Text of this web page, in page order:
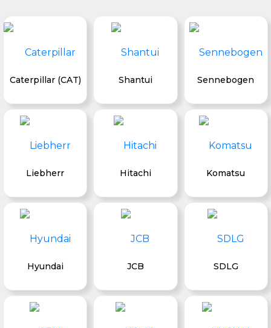
Caterpillar (CAT) Shantui Sennebogen
Liebherr Hitachi Komatsu
Hyundai JCB SDLG